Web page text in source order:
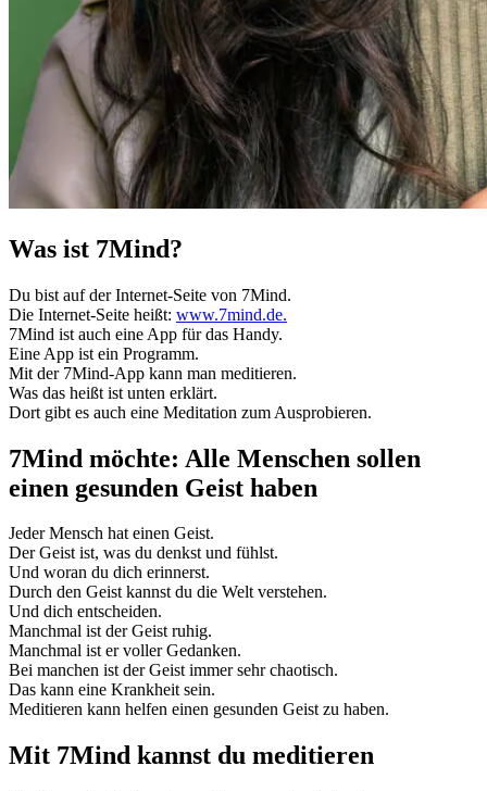
Was ist 7Mind?
Du bist auf der Internet-Seite von 7Mind.
Die Internet-Seite heißt: www.7mind.de.
7Mind ist auch eine App für das Handy.
Eine App ist ein Programm.
Mit der 7Mind-App kann man meditieren.
Was das heißt ist unten erklärt.
Dort gibt es auch eine Meditation zum Ausprobieren.
7Mind möchte: Alle Menschen sollen
einen gesunden Geist haben
Jeder Mensch hat einen Geist.
Der Geist ist, was du denkst und fühlst.
Und woran du dich erinnerst.
Durch den Geist kannst du die Welt verstehen.
Und dich entscheiden.
Manchmal ist der Geist ruhig.
Manchmal ist er voller Gedanken.
Bei manchen ist der Geist immer sehr chaotisch.
Das kann eine Krankheit sein.
Meditieren kann helfen einen gesunden Geist zu haben.
Mit 7Mind kannst du meditieren